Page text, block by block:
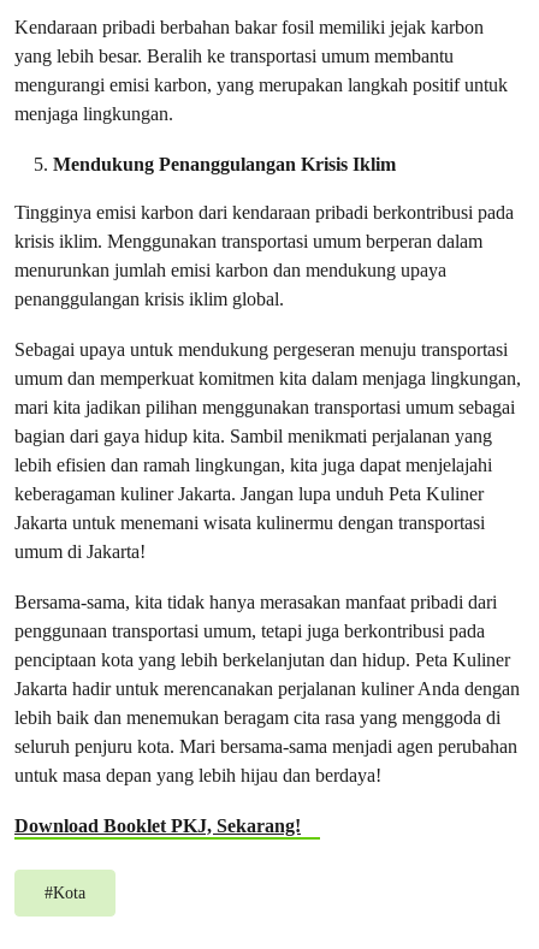
Kendaraan pribadi berbahan bakar fosil memiliki jejak karbon
yang lebih besar. Beralih ke transportasi umum membantu
mengurangi emisi karbon, yang merupakan langkah positif untuk
menjaga lingkungan.
Mendukung Penanggulangan Krisis Iklim
Tingginya emisi karbon dari kendaraan pribadi berkontribusi pada
krisis iklim. Menggunakan transportasi umum berperan dalam
menurunkan jumlah emisi karbon dan mendukung upaya
penanggulangan krisis iklim global.
Sebagai upaya untuk mendukung pergeseran menuju transportasi
umum dan memperkuat komitmen kita dalam menjaga lingkungan,
mari kita jadikan pilihan menggunakan transportasi umum sebagai
bagian dari gaya hidup kita. Sambil menikmati perjalanan yang
lebih efisien dan ramah lingkungan, kita juga dapat menjelajahi
keberagaman kuliner Jakarta. Jangan lupa unduh Peta Kuliner
Jakarta untuk menemani wisata kulinermu dengan transportasi
umum di Jakarta!
Bersama-sama, kita tidak hanya merasakan manfaat pribadi dari
penggunaan transportasi umum, tetapi juga berkontribusi pada
penciptaan kota yang lebih berkelanjutan dan hidup. Peta Kuliner
Jakarta hadir untuk merencanakan perjalanan kuliner Anda dengan
lebih baik dan menemukan beragam cita rasa yang menggoda di
seluruh penjuru kota. Mari bersama-sama menjadi agen perubahan
untuk masa depan yang lebih hijau dan berdaya!
Download Booklet PKJ, Sekarang!
#Kota